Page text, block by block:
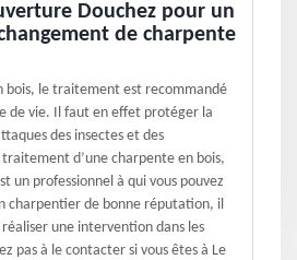
Douchez pour un
de charpente
bois, le traitement est recommandé
de vie. Il faut en effet protéger la
des insectes et des
d’une charpente en bois,
un professionnel à qui vous pouvez
charpentier de bonne réputation, il
une intervention dans les
pas à le contacter si vous êtes à Le